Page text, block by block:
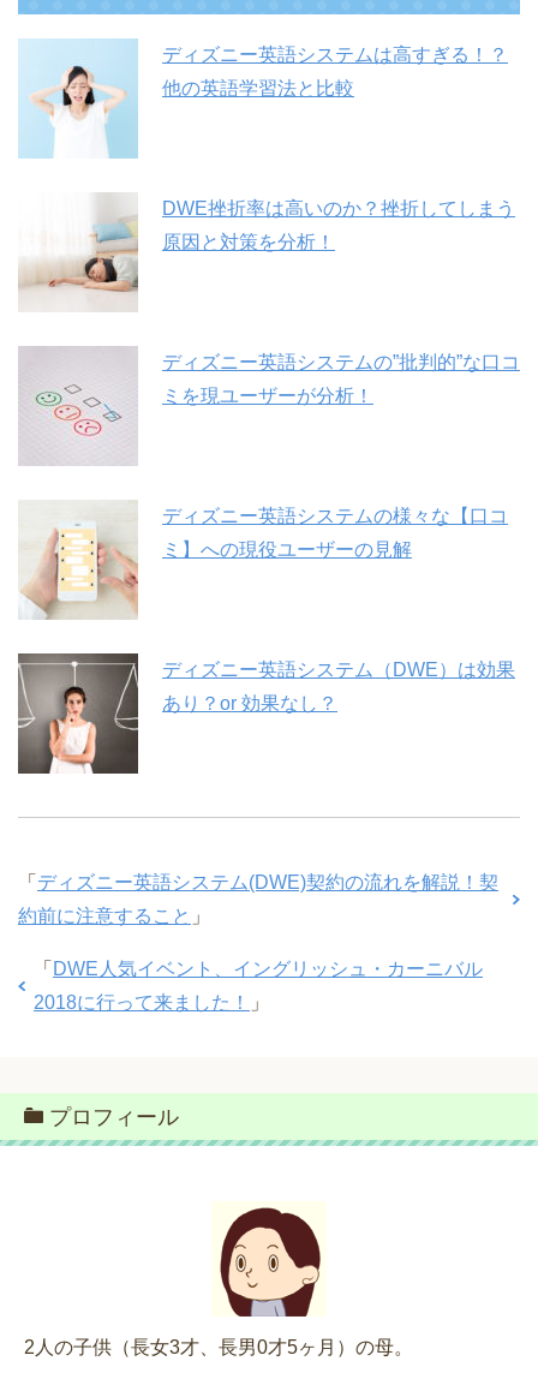
ディズニー英語システムは高すぎる！？
他の英語学習法と比較
DWE挫折率は高いのか？挫折してしまう
原因と対策を分析！
ディズニー英語システムの”批判的”な口コ
ミを現ユーザーが分析！
ディズニー英語システムの様々な【口コ
ミ】への現役ユーザーの見解
ディズニー英語システム（DWE）は効果
あり？or 効果なし？
「 ディズニー英語システム(DWE)契約の流れを解説！契
約前に注意すること 」
「 DWE人気イベント、イングリッシュ・カーニバル
2018に行って来ました！
」
プロフィール
2人の子供（長女3才、長男0才5ヶ月）の母。